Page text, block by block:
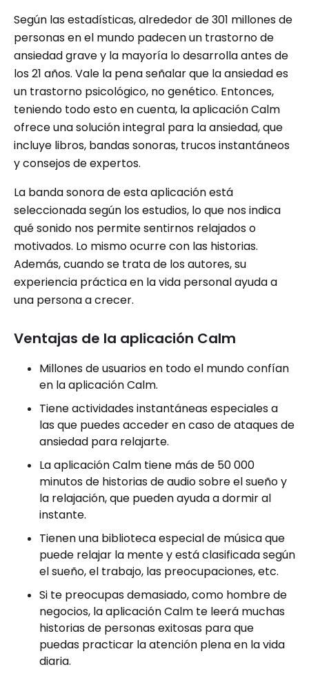
Según las estadísticas, alrededor de 301 millones de
personas en el mundo padecen un trastorno de
ansiedad grave y la mayoría lo desarrolla antes de
los 21 años. Vale la pena señalar que la ansiedad es
un trastorno psicológico, no genético. Entonces,
teniendo todo esto en cuenta, la aplicación Calm
ofrece una solución integral para la ansiedad, que
incluye libros, bandas sonoras, trucos instantáneos
y consejos de expertos.
La banda sonora de esta aplicación está
seleccionada según los estudios, lo que nos indica
qué sonido nos permite sentirnos relajados o
motivados. Lo mismo ocurre con las historias.
Además, cuando se trata de los autores, su
experiencia práctica en la vida personal ayuda a
una persona a crecer.
Ventajas de la aplicación Calm
Millones de usuarios en todo el mundo confían
en la aplicación Calm.
Tiene actividades instantáneas especiales a
las que puedes acceder en caso de ataques de
ansiedad para relajarte.
La aplicación Calm tiene más de 50 000
minutos de historias de audio sobre el sueño y
la relajación, que pueden ayuda a dormir al
instante.
Tienen una biblioteca especial de música que
puede relajar la mente y está clasificada según
el sueño, el trabajo, las preocupaciones, etc.
Si te preocupas demasiado, como hombre de
negocios, la aplicación Calm te leerá muchas
historias de personas exitosas para que
puedas practicar la atención plena en la vida
diaria.